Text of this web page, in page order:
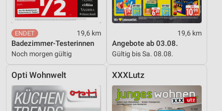
19,6 km
Badezimmer-Testerinnen
Noch morgen gültig
19,6 km
Angebote ab 03.08.
Gültig bis Sa. 08.08.
Opti Wohnwelt XXXLutz